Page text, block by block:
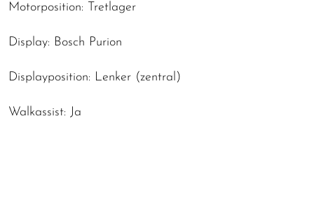
Motorposition: Tretlager
Display: Bosch Purion
Displayposition: Lenker (zentral)
Walkassist: Ja